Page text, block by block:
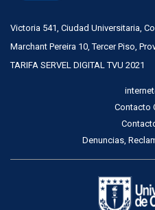
Victoria 541, Ciudad Universitaria,
Marchant Pereira 10, Tercer Piso,
TARIFA SERVEL DIGITAL TVU 2021
Contacto
Denuncias,